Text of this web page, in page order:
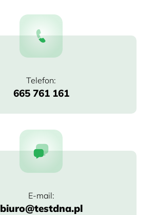
665 761 161
biuro@testdna.pl